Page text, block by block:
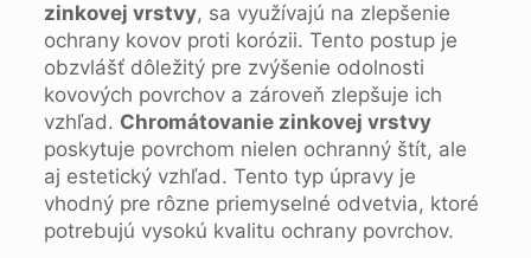
zinkovej vrstvy, sa využívajú na zlepšenie
ochrany kovov proti korózii. Tento postup je
obzvlášť dôležitý pre zvýšenie odolnosti
kovových povrchov a zároveň zlepšuje ich
vzhľad. Chromátovanie zinkovej vrstvy
poskytuje povrchom nielen ochranný štít, ale
aj estetický vzhľad. Tento typ úpravy je
vhodný pre rôzne priemyselné odvetvia, ktoré
potrebujú vysokú kvalitu ochrany povrchov.